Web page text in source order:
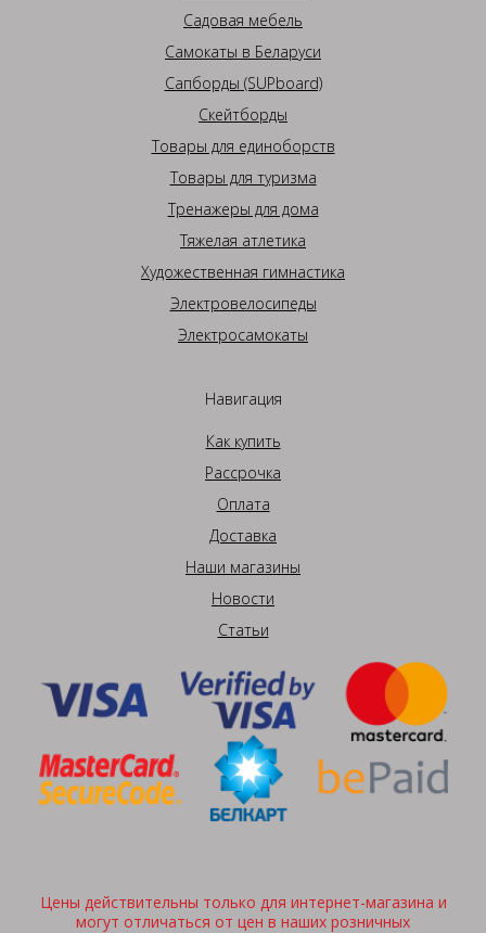
Садовая мебель
Самокаты в Беларуси
Сапборды (SUPboard)
Скейтборды
Товары для единоборств
Товары для туризма
Тренажеры для дома
Тяжелая атлетика
Художественная гимнастика
Электровелосипеды
Электросамокаты
Навигация
Как купить
Рассрочка
Оплата
Доставка
Наши магазины
Новости
Статьи
Цены действительны только для интернет-магазина и
могут отличаться от цен в наших розничных